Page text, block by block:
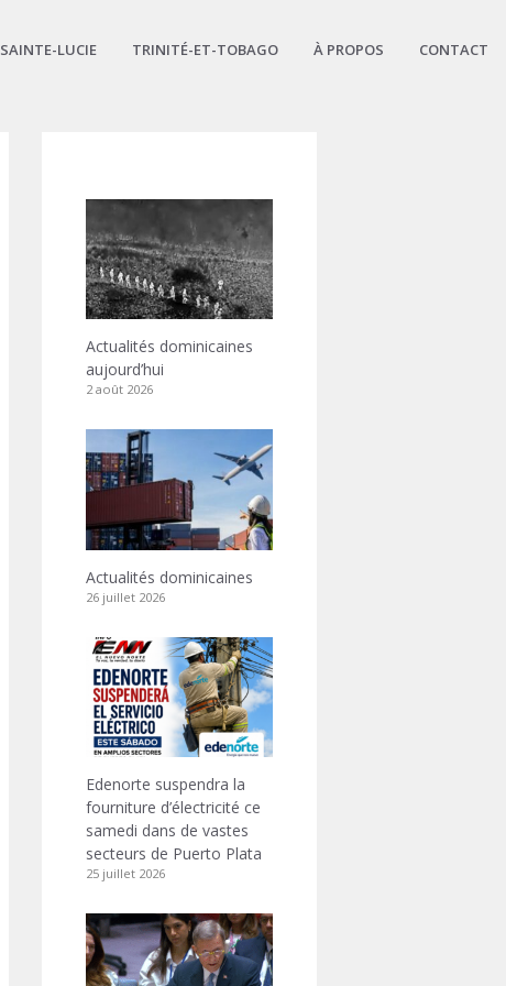
SAINTE-LUCIE TRINITÉ-ET-TOBAGO À PROPOS CONTACT
Actualités dominicaines
aujourd’hui
2 août 2026
Actualités dominicaines
26 juillet 2026
Edenorte suspendra la
fourniture d’électricité ce
samedi dans de vastes
secteurs de Puerto Plata
25 juillet 2026